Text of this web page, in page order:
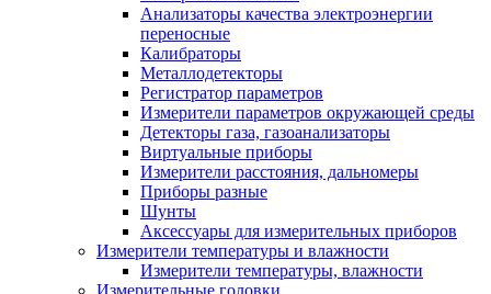
Анализаторы качества электроэнергии
переносные
Калибраторы
Металлодетекторы
Регистратор параметров
Измерители параметров окружающей среды
Детекторы газа, газоанализаторы
Виртуальные приборы
Измерители расстояния, дальномеры
Приборы разные
Шунты
Аксессуары для измерительных приборов
Измерители температуры и влажности
Измерители температуры, влажности
Измерительные головки